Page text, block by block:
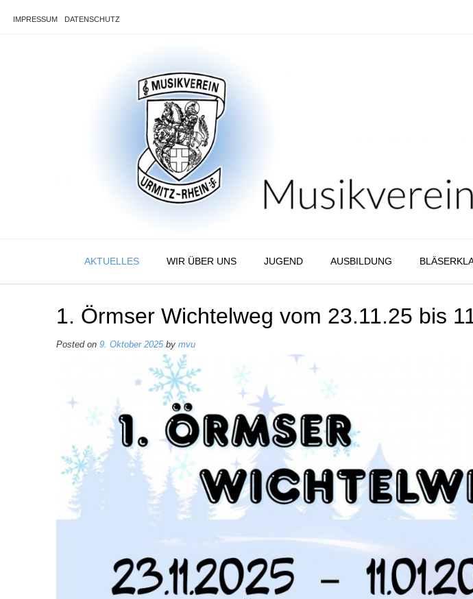
IMPRESSUM DATENSCHUTZ
AKTUELLES WIR ÜBER UNS JUGEND AUSBILDUNG
1. Örmser Wichtelweg vom 23.11.25 bis
Posted on 9. Oktober 2025 by mvu